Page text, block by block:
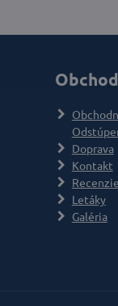
Doprava
Kontakt
Recenzie
Letáky
Galéria